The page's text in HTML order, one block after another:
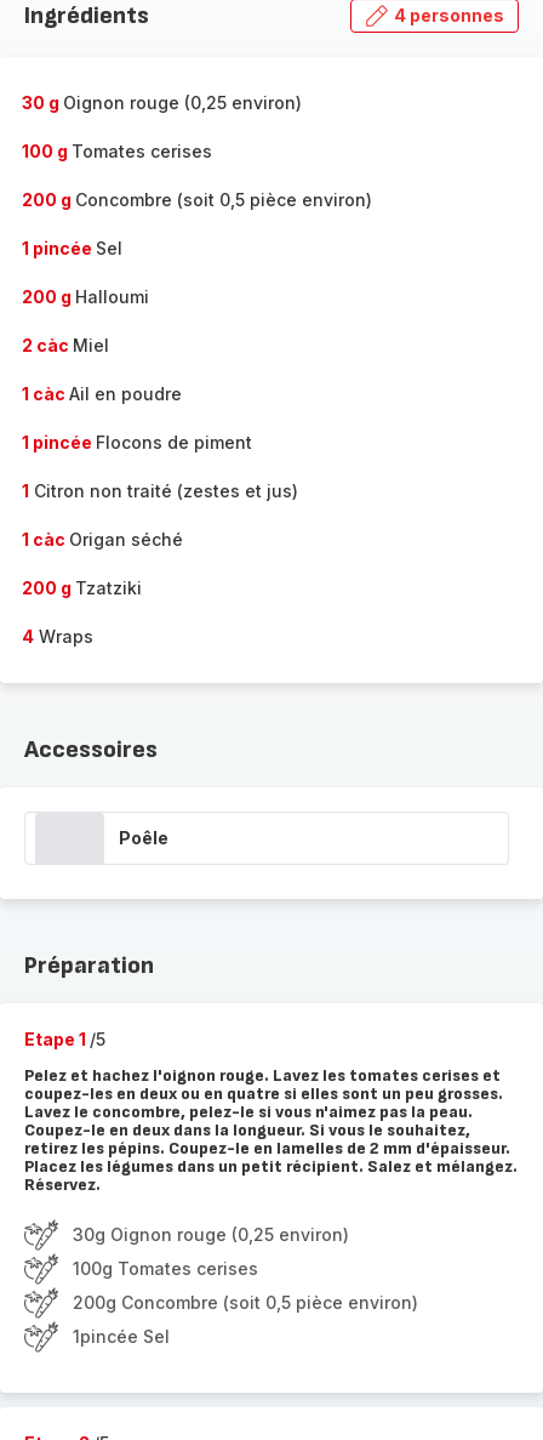
Ingrédients 4 personnes
30 g Oignon rouge (0,25 environ)
100 g Tomates cerises
200 g Concombre (soit 0,5 pièce environ)
1 pincée Sel
200 g Halloumi
2 càc Miel
1 càc Ail en poudre
1 pincée Flocons de piment
1 Citron non traité (zestes et jus)
1 càc Origan séché
200 g Tzatziki
4 Wraps
Accessoires
Poêle
Préparation
Etape 1 /5
Pelez et hachez l'oignon rouge. Lavez les tomates cerises et
coupez-les en deux ou en quatre si elles sont un peu grosses.
Lavez le concombre, pelez-le si vous n'aimez pas la peau.
Coupez-le en deux dans la longueur. Si vous le souhaitez,
retirez les pépins. Coupez-le en lamelles de 2 mm d'épaisseur.
Placez les légumes dans un petit récipient. Salez et mélangez.
Réservez.
30g Oignon rouge (0,25 environ)
100g Tomates cerises
200g Concombre (soit 0,5 pièce environ)
1pincée Sel